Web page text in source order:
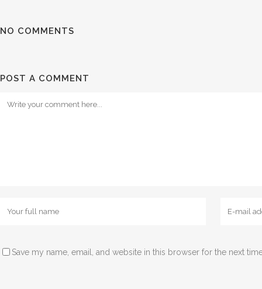
NO COMMENTS
POST A COMMENT
Save my name, email, and website in this browser for the next